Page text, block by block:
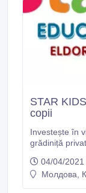
STAR
copii
Investește în
grădiniță
de studii, recreere, sport și joacă. Totul este modern și
confortabil pentru copii, iar
04/04/2021
Молдова,